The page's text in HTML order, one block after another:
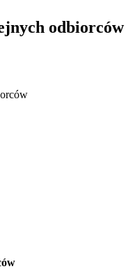
odbiorców